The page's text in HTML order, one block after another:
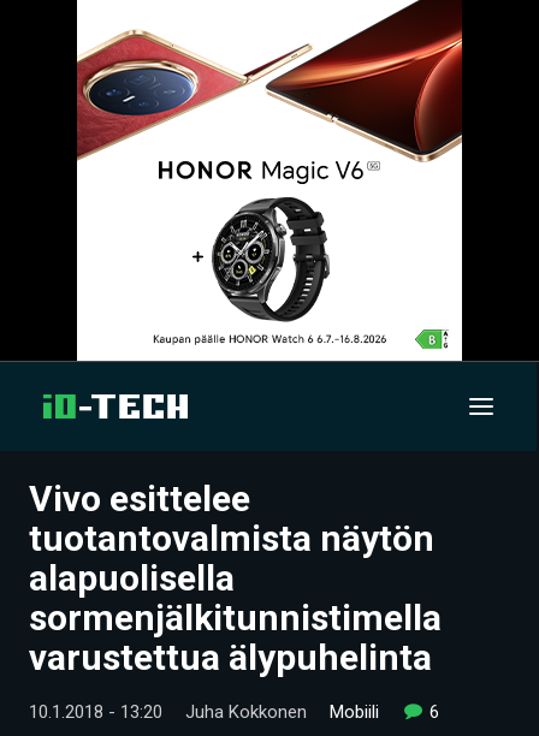
UUTISET
ARTIKKELIT
VIDEOT
TECHBBS
TIETOA
Vivo esittelee
tuotantovalmista näytön
alapuolisella
sormenjälkitunnistimella
varustettua älypuhelinta
10.1.2018 - 13:20 Juha Kokkonen Mobiili 6